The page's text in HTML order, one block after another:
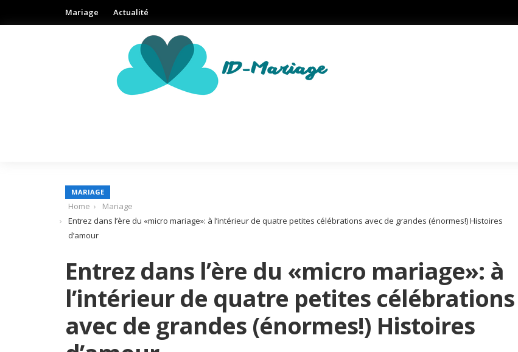
Mariage Actualité
MARIAGE
Home
Mariage
Entrez dans l’ère du «micro mariage»: à l’intérieur de quatre petites célébrations avec de grandes (énormes!) Histoires
d’amour
Entrez dans l’ère du «micro mariage»: à
l’intérieur de quatre petites célébrations
avec de grandes (énormes!) Histoires